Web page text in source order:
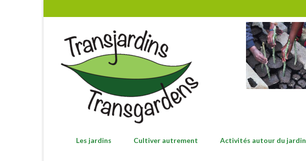
Les jardins Cultiver autrement Activités autour du jardin